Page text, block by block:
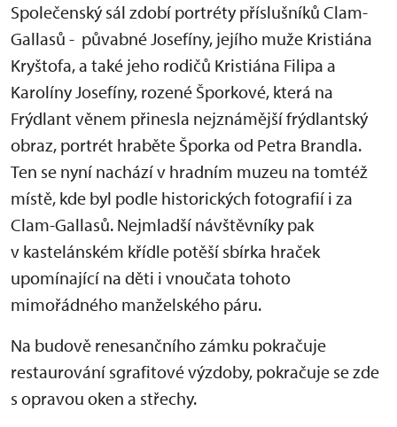
Společenský sál zdobí portréty příslušníků Clam-
Gallasů - půvabné Josefíny, jejího muže Kristiána
Kryštofa, a také jeho rodičů Kristiána Filipa a
Karolíny Josefíny, rozené Šporkové, která na
Frýdlant věnem přinesla nejznámější frýdlantský
obraz, portrét hraběte Šporka od Petra Brandla.
Ten se nyní nachází v hradním muzeu na tomtéž
místě, kde byl podle historických fotografií i za
Clam-Gallasů. Nejmladší návštěvníky pak
v kastelánském křídle potěší sbírka hraček
upomínající na děti i vnoučata tohoto
mimořádného manželského páru.
Na budově renesančního zámku pokračuje
restaurování sgrafitové výzdoby, pokračuje se zde
s opravou oken a střechy.